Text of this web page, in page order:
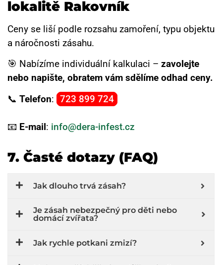
lokalitě Rakovník
Ceny se liší podle rozsahu zamoření, typu objektu
a náročnosti zásahu.
🎯 Nabízíme individuální kalkulaci – zavolejte
nebo napište, obratem vám sdělíme odhad ceny.
📞 Telefon: 723 899 724
📧 E-mail: info@dera-infest.cz
7. Časté dotazy (FAQ)
Jak dlouho trvá zásah?
Je zásah nebezpečný pro děti nebo
domácí zvířata?
Jak rychle potkani zmizí?